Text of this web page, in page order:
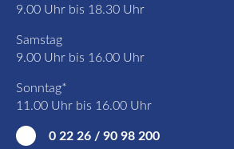
9.00 Uhr bis 18.30 Uhr
Samstag
9.00 Uhr bis 16.00 Uhr
Sonntag*
11.00 Uhr bis 16.00 Uhr
0 22 26 / 90 98 200